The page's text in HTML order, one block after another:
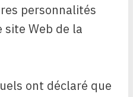
personnalités
Web de la
ont déclaré que